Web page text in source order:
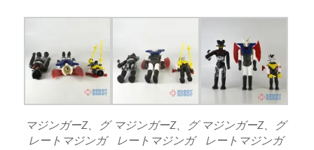
マジンガーZ、グ
レートマジンガ
マジンガーZ、グ
レートマジンガ
マジンガーZ、グ
レートマジンガ